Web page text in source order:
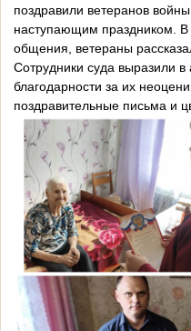
поздравили ветеранов
наступающим праздником. В
общения, ветераны
Сотрудники суда выразили в
благодарности за их
поздравительные письма и